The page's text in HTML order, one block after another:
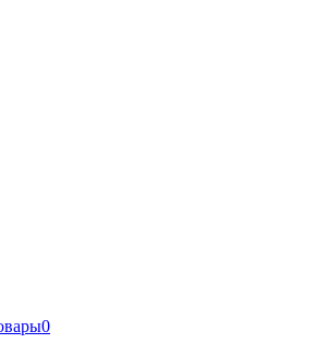
0